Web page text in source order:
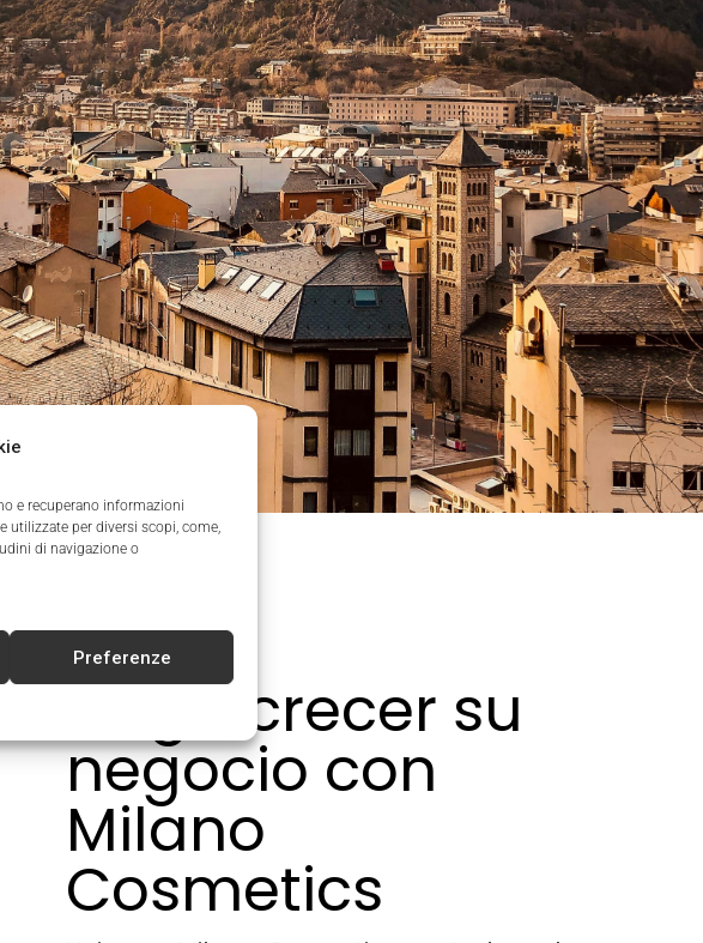
e recuperano informazioni
utilizzate per diversi scopi, come,
di navigazione o
Preferenze
Haga crecer su
negocio con
Milano
Cosmetics